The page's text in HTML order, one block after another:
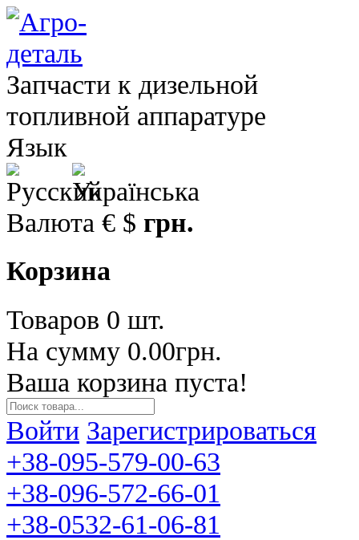
Запчасти к дизельной
топливной аппаратуре
Язык
Валюта € $ грн.
Корзина
Товаров 0 шт.
На сумму 0.00грн.
Ваша корзина пуста!
Войти Зарегистрироваться
+38-095-579-00-63
+38-096-572-66-01
+38-0532-61-06-81